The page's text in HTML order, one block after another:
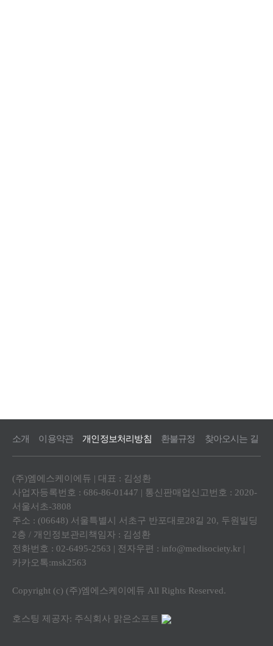
소개 이용약관 개인정보처리방침 환불규정 찾아오시는 길
(주)엠에스케이에듀 | 대표 : 김성환
사업자등록번호 : 686-86-01447 | 통신판매업신고번호 : 2020-
서울서초-3808
주소 : (06648) 서울특별시 서초구 반포대로28길 20, 두원빌딩
2층 / 개인정보관리책임자 : 김성환
전화번호 : 02-6495-2563 | 전자우편 : info@medisociety.kr |
카카오톡:msk2563
Copyright (c) (주)엠에스케이에듀 All Rights Reserved.
호스팅 제공자: 주식회사 맑은소프트